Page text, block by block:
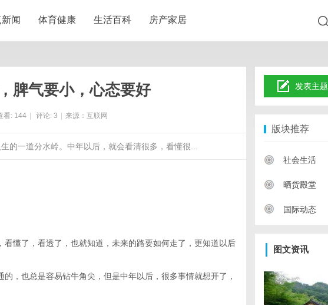
闻 体育健康 生活百科 房产家居
脾气要小，心态要好
看: 144 评论: 3 来源：互联网
的一道分水岭。中年以后，就会看清很多，看懂很...
懂了，看透了，也就知道，未来的路要如何走了，更知道以后
，也总是容易钻牛角尖，但是中年以后，很多事情就想开了，
发表主题
版块推荐
社会生活
晒货殿堂
国际动态
图文资讯